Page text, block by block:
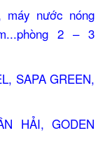
máy nước nóng
2 – 3
SAPA GREEN,
HẢI, GODEN